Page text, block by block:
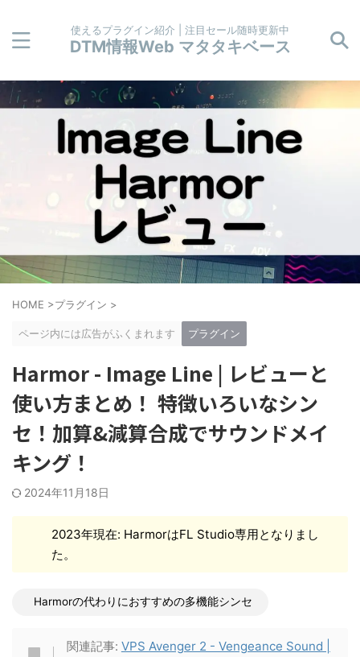
使えるプラグイン紹介 | 注目セール随時更新中
DTM情報Web マタタキベース
HOME >プラグイン >
ページ内には広告がふくまれます プラグイン
Harmor - Image Line | レビューと
使い方まとめ！ 特徴いろいなシン
セ！加算&減算合成でサウンドメイ
キング！
2024年11月18日
2023年現在: HarmorはFL Studio専用となりまし
た。
Harmorの代わりにおすすめの多機能シンセ
関連記事: VPS Avenger 2 - Vengeance Sound |